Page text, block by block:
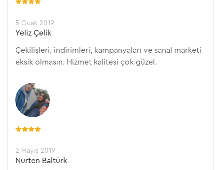
5 Ocak 2019
Yeliz Çelik
Çekilişleri, indirimleri, kampanyaları ve sanal marketi
eksik olmasın. Hizmet kalitesi çok güzel.
2 Mayıs 2019
Nurten Baltürk